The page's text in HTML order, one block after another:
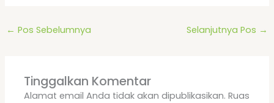
← Pos Sebelumnya Selanjutnya Pos →
Tinggalkan Komentar
Alamat email Anda tidak akan dipublikasikan. Ruas